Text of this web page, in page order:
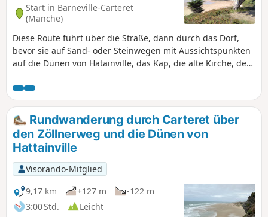
Start in Barneville-Carteret
(Manche)
Diese Route führt über die Straße, dann durch das Dorf,
bevor sie auf Sand- oder Steinwegen mit Aussichtspunkten
auf die Dünen von Hatainville, das Kap, die alte Kirche, den
Rundwanderung durch Carteret über
den Zöllnerweg und die Dünen von
Hattainville
Visorando-Mitglied
9,17 km
+127 m
-122 m
3:00 Std.
Leicht